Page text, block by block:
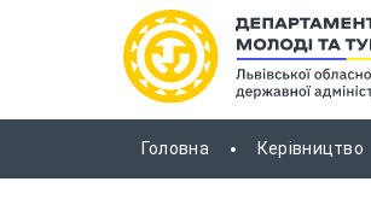
Головна Керівництво